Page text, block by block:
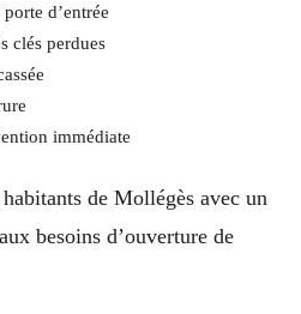
d’entrée
clés perdues
immédiate
de Mollégès avec un
besoins d’ouverture de